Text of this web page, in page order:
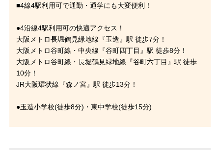
■4線4駅利用可で通勤・通学にも大変便利！
●4沿線4駅利用可の快適アクセス！
大阪メトロ長堀鶴見緑地線『玉造』駅 徒歩7分！
大阪メトロ谷町線・中央線『谷町四丁目』駅 徒歩8分！
大阪メトロ谷町線・長堀鶴見緑地線『谷町六丁目』駅 徒歩
10分！
JR大阪環状線『森ノ宮』駅 徒歩13分！
●玉造小学校(徒歩8分)・東中学校(徒歩15分)